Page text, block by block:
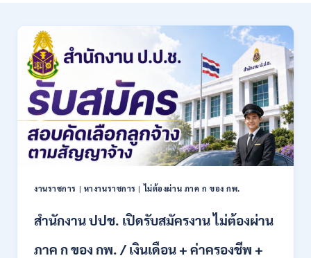
งานราชการ | หางานราชการ |ไม่ต้องผ่าน ภาค ก ของ กพ.
สำนักงาน ปปช. เปิดรับสมัครงาน ไม่ต้องผ่าน
ภาค ก ของ กพ. / เงินเดือน + ค่าครองชีพ +